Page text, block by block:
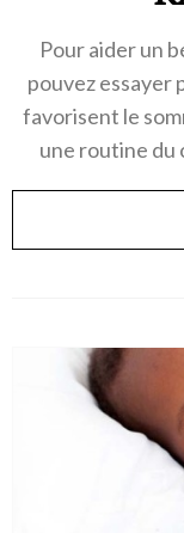
Pour aider un
pouvez essayer
favorisent le
une routine du